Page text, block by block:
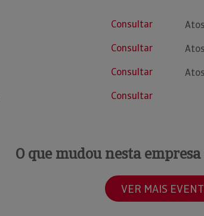
Consultar
Consultar
Consultar
Consultar
O que mudou nesta
VER MAIS